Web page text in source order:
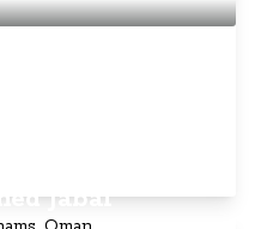
Jabal